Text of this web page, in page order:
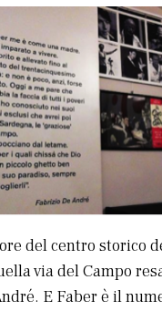
del centro storico
via del Campo
E Faber è il